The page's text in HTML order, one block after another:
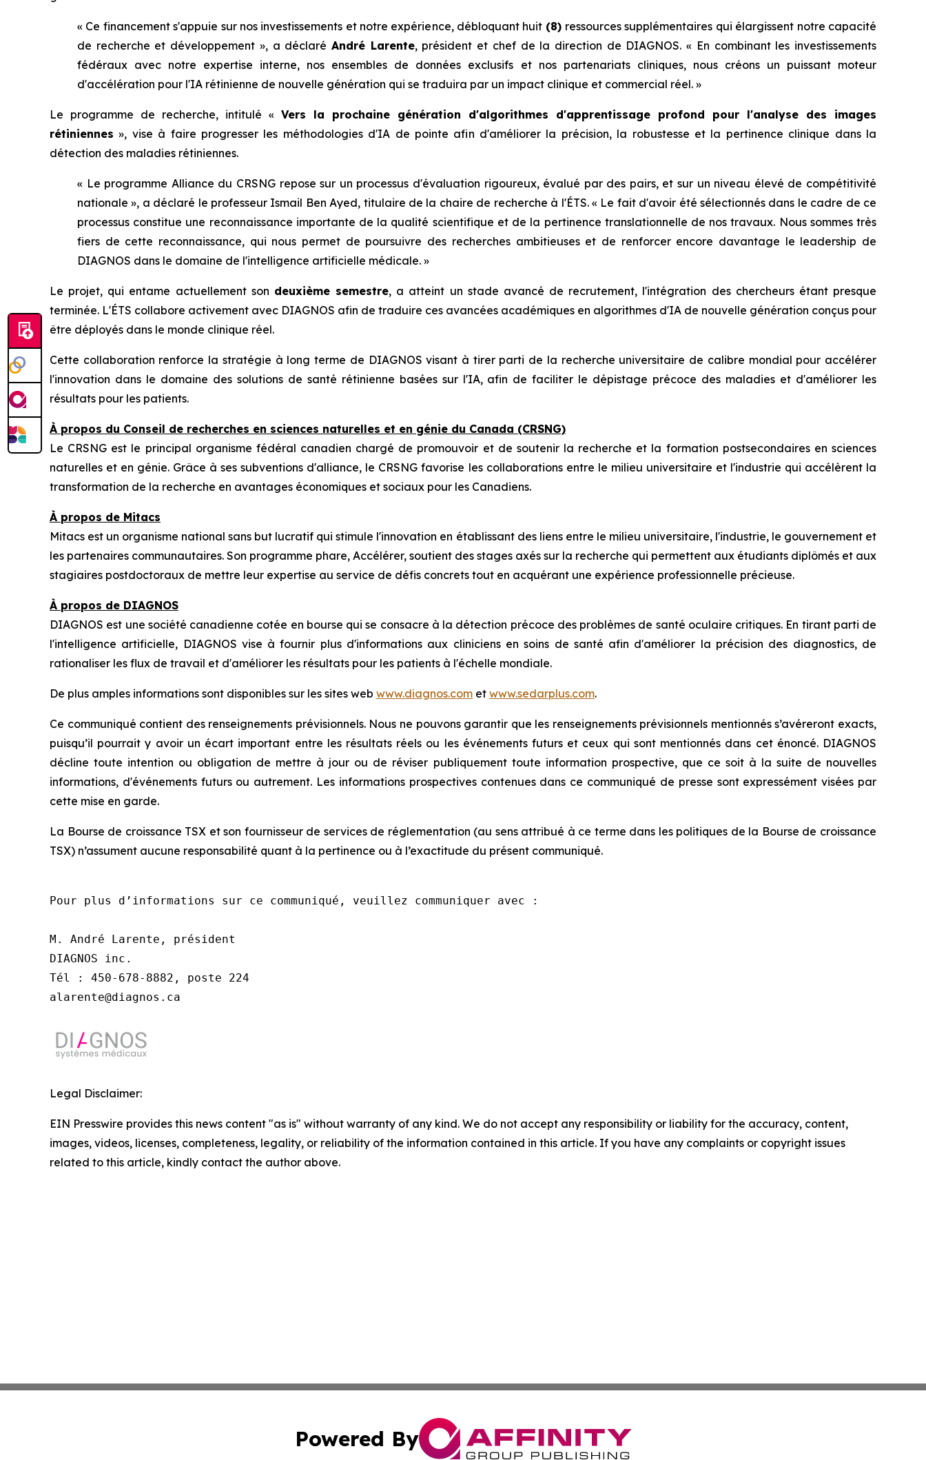
« Ce financement s'appuie sur nos investissements et notre expérience, débloquant huit (8) ressources supplémentaires qui élargissent notre capacité
de recherche et développement », a déclaré André Larente, président et chef de la direction de DIAGNOS. « En combinant les investissements
fédéraux avec notre expertise interne, nos ensembles de données exclusifs et nos partenariats cliniques, nous créons un puissant moteur
d'accélération pour l'IA rétinienne de nouvelle génération qui se traduira par un impact clinique et commercial réel. »
Le programme de recherche, intitulé « Vers la prochaine génération d'algorithmes d'apprentissage profond pour l'analyse des images
rétiniennes », vise à faire progresser les méthodologies d'IA de pointe afin d'améliorer la précision, la robustesse et la pertinence clinique dans la
détection des maladies rétiniennes.
« Le programme Alliance du CRSNG repose sur un processus d'évaluation rigoureux, évalué par des pairs, et sur un niveau élevé de compétitivité
nationale », a déclaré le professeur Ismail Ben Ayed, titulaire de la chaire de recherche à l'ÉTS. « Le fait d'avoir été sélectionnés dans le cadre de ce
processus constitue une reconnaissance importante de la qualité scientifique et de la pertinence translationnelle de nos travaux. Nous sommes très
fiers de cette reconnaissance, qui nous permet de poursuivre des recherches ambitieuses et de renforcer encore davantage le leadership de
DIAGNOS dans le domaine de l'intelligence artificielle médicale. »
Le projet, qui entame actuellement son deuxième semestre, a atteint un stade avancé de recrutement, l'intégration des chercheurs étant presque
terminée. L'ÉTS collabore activement avec DIAGNOS afin de traduire ces avancées académiques en algorithmes d'IA de nouvelle génération conçus pour
être déployés dans le monde clinique réel.
Cette collaboration renforce la stratégie à long terme de DIAGNOS visant à tirer parti de la recherche universitaire de calibre mondial pour accélérer
l'innovation dans le domaine des solutions de santé rétinienne basées sur l'IA, afin de faciliter le dépistage précoce des maladies et d'améliorer les
résultats pour les patients.
À propos du Conseil de recherches en sciences naturelles et en génie du Canada (CRSNG)
Le CRSNG est le principal organisme fédéral canadien chargé de promouvoir et de soutenir la recherche et la formation postsecondaires en sciences
naturelles et en génie. Grâce à ses subventions d'alliance, le CRSNG favorise les collaborations entre le milieu universitaire et l'industrie qui accélèrent la
transformation de la recherche en avantages économiques et sociaux pour les Canadiens.
À propos de Mitacs
Mitacs est un organisme national sans but lucratif qui stimule l'innovation en établissant des liens entre le milieu universitaire, l'industrie, le gouvernement et
les partenaires communautaires. Son programme phare, Accélérer, soutient des stages axés sur la recherche qui permettent aux étudiants diplômés et aux
stagiaires postdoctoraux de mettre leur expertise au service de défis concrets tout en acquérant une expérience professionnelle précieuse.
À propos de DIAGNOS
DIAGNOS est une société canadienne cotée en bourse qui se consacre à la détection précoce des problèmes de santé oculaire critiques. En tirant parti de
l'intelligence artificielle, DIAGNOS vise à fournir plus d'informations aux cliniciens en soins de santé afin d'améliorer la précision des diagnostics, de
rationaliser les flux de travail et d'améliorer les résultats pour les patients à l'échelle mondiale.
De plus amples informations sont disponibles sur les sites web www.diagnos.com et www.sedarplus.com.
Ce communiqué contient des renseignements prévisionnels. Nous ne pouvons garantir que les renseignements prévisionnels mentionnés s’avéreront exacts,
puisqu’il pourrait y avoir un écart important entre les résultats réels ou les événements futurs et ceux qui sont mentionnés dans cet énoncé. DIAGNOS
décline toute intention ou obligation de mettre à jour ou de réviser publiquement toute information prospective, que ce soit à la suite de nouvelles
informations, d'événements futurs ou autrement. Les informations prospectives contenues dans ce communiqué de presse sont expressément visées par
cette mise en garde.
La Bourse de croissance TSX et son fournisseur de services de réglementation (au sens attribué à ce terme dans les politiques de la Bourse de croissance
TSX) n’assument aucune responsabilité quant à la pertinence ou à l’exactitude du présent communiqué.
Pour plus d’informations sur ce communiqué, veuillez communiquer avec :
M. André Larente, président
DIAGNOS inc.
Tél : 450-678-8882, poste 224
alarente@diagnos.ca
Legal Disclaimer:
EIN Presswire provides this news content "as is" without warranty of any kind. We do not accept any responsibility or liability for the accuracy, content,
images, videos, licenses, completeness, legality, or reliability of the information contained in this article. If you have any complaints or copyright issues
related to this article, kindly contact the author above.
Powered By